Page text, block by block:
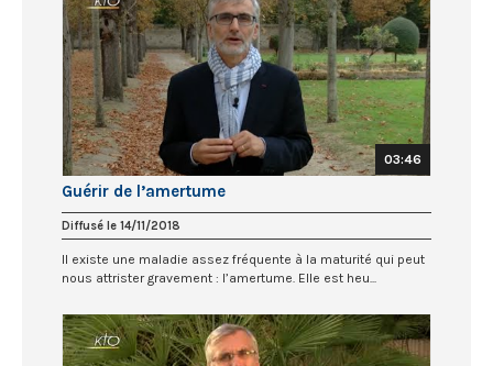
03:46
Guérir de l’amertume
Diffusé le 14/11/2018
Il existe une maladie assez fréquente à la maturité qui peut
nous attrister gravement : l’amertume. Elle est heu...